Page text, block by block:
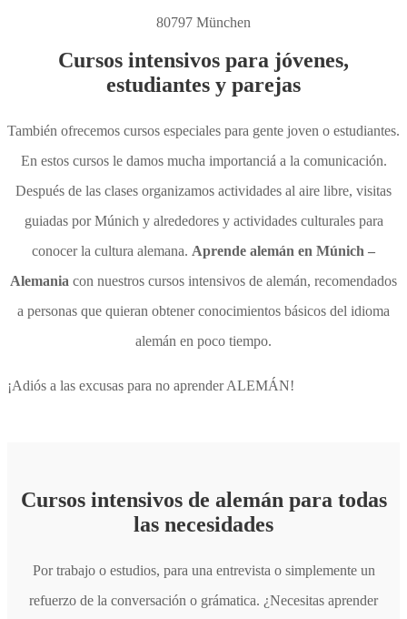
80797 München
Cursos intensivos para jóvenes,
estudiantes y parejas
También ofrecemos cursos especiales para gente joven o estudiantes.
En estos cursos le damos mucha importanciá a la comunicación.
Después de las clases organizamos actividades al aire libre, visitas
guiadas por Múnich y alrededores y actividades culturales para
conocer la cultura alemana. Aprende alemán en Múnich –
Alemania con nuestros cursos intensivos de alemán, recomendados
a personas que quieran obtener conocimientos básicos del idioma
alemán en poco tiempo.
¡Adiós a las excusas para no aprender ALEMÁN!
Cursos intensivos de alemán para todas
las necesidades
Por trabajo o estudios, para una entrevista o simplemente un
refuerzo de la conversación o grámatica. ¿Necesitas aprender